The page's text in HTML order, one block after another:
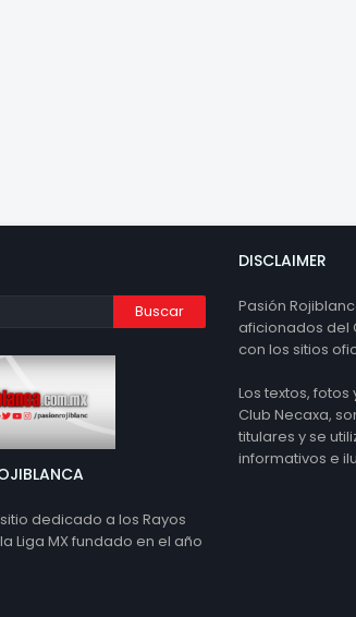
dedicado a los Rayos
Liga MX fundado en el año
DISCLAIMER
Pasión
aficionados del
con los sitios
Los textos,
Club Necaxa,
titulares y se
informativos e